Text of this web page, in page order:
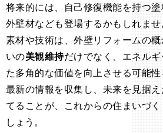
将来的には、自己修復機能を持つ
外壁材なども登場するかもしれま
素材や技術は、外壁リフォームの
いの美観維持だけでなく、エネル
た多角的な価値を向上させる可能
最新の情報を収集し、未来を見据
てることが、これからの住まいづ
しょう。